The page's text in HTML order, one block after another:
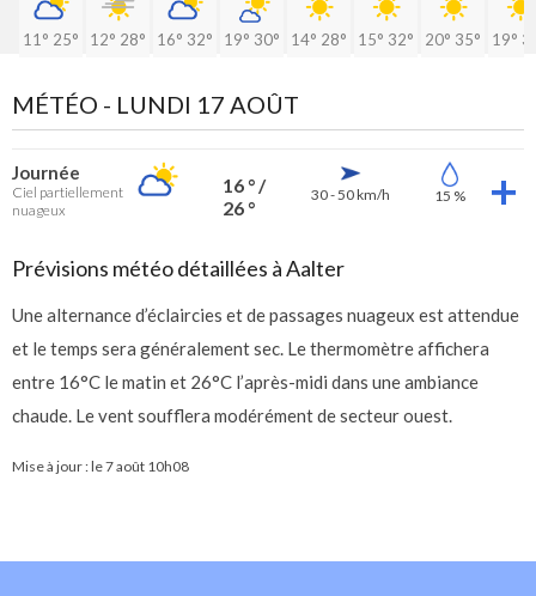
11° 25° 12° 28° 16° 32° 19° 30° 14° 28° 15° 32° 20° 35° 19°
MÉTÉO - LUNDI 17 AOÛT
Journée
Ciel partiellement
nuageux
16 ° /
26 °
30 - 50 km/h 15 %
Prévisions météo détaillées à Aalter
Une alternance d’éclaircies et de passages nuageux est attendue
et le temps sera généralement sec. Le thermomètre affichera
entre 16°C le matin et 26°C l’après-midi dans une ambiance
chaude. Le vent soufflera modérément de secteur ouest.
Mise à jour : le7 août 10h08